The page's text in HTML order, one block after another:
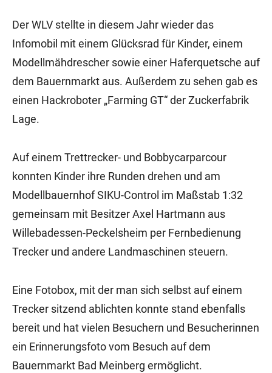
Der WLV stellte in diesem Jahr wieder das
Infomobil mit einem Glücksrad für Kinder, einem
Modellmähdrescher sowie einer Haferquetsche auf
dem Bauernmarkt aus. Außerdem zu sehen gab es
einen Hackroboter „Farming GT“ der Zuckerfabrik
Lage.
Auf einem Trettrecker- und Bobbycarparcour
konnten Kinder ihre Runden drehen und am
Modellbauernhof SIKU-Control im Maßstab 1:32
gemeinsam mit Besitzer Axel Hartmann aus
Willebadessen-Peckelsheim per Fernbedienung
Trecker und andere Landmaschinen steuern.
Eine Fotobox, mit der man sich selbst auf einem
Trecker sitzend ablichten konnte stand ebenfalls
bereit und hat vielen Besuchern und Besucherinnen
ein Erinnerungsfoto vom Besuch auf dem
Bauernmarkt Bad Meinberg ermöglicht.